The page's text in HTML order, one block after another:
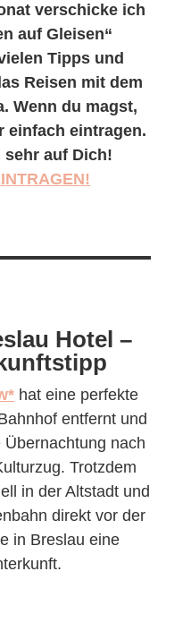
verschicke ich
auf Gleisen“
Tipps und
Reisen mit dem
Wenn du magst,
einfach eintragen.
sehr auf Dich!
Hotel –
hat eine perfekte
entfernt und
nach
Trotzdem
in der Altstadt und
direkt vor der
in Breslau eine